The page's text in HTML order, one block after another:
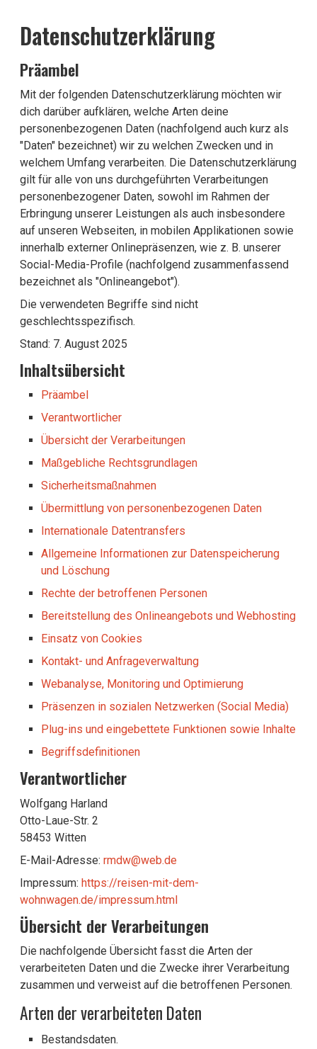
Datenschutzerklärung
Präambel
Mit der folgenden Datenschutzerklärung möchten wir
dich darüber aufklären, welche Arten deine
personenbezogenen Daten (nachfolgend auch kurz als
"Daten" bezeichnet) wir zu welchen Zwecken und in
welchem Umfang verarbeiten. Die Datenschutzerklärung
gilt für alle von uns durchgeführten Verarbeitungen
personenbezogener Daten, sowohl im Rahmen der
Erbringung unserer Leistungen als auch insbesondere
auf unseren Webseiten, in mobilen Applikationen sowie
innerhalb externer Onlinepräsenzen, wie z. B. unserer
Social-Media-Profile (nachfolgend zusammenfassend
bezeichnet als "Onlineangebot").
Die verwendeten Begriffe sind nicht
geschlechtsspezifisch.
Stand: 7. August 2025
Inhaltsübersicht
Präambel
Verantwortlicher
Übersicht der Verarbeitungen
Maßgebliche Rechtsgrundlagen
Sicherheitsmaßnahmen
Übermittlung von personenbezogenen Daten
Internationale Datentransfers
Allgemeine Informationen zur Datenspeicherung
und Löschung
Rechte der betroffenen Personen
Bereitstellung des Onlineangebots und Webhosting
Einsatz von Cookies
Kontakt- und Anfrageverwaltung
Webanalyse, Monitoring und Optimierung
Präsenzen in sozialen Netzwerken (Social Media)
Plug-ins und eingebettete Funktionen sowie Inhalte
Begriffsdefinitionen
Verantwortlicher
Wolfgang Harland
Otto-Laue-Str. 2
58453 Witten
E-Mail-Adresse: rmdw@web.de
Impressum: https://reisen-mit-dem-
wohnwagen.de/impressum.html
Übersicht der Verarbeitungen
Die nachfolgende Übersicht fasst die Arten der
verarbeiteten Daten und die Zwecke ihrer Verarbeitung
zusammen und verweist auf die betroffenen Personen.
Arten der verarbeiteten Daten
Bestandsdaten.